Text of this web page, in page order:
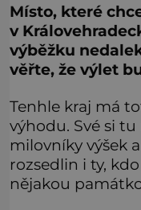
Místo, které
v
výběžku
věřte, že výlet
Tenhle kraj má
výhodu. Své si
milovníky výšek
rozsedlin i ty,
nějakou